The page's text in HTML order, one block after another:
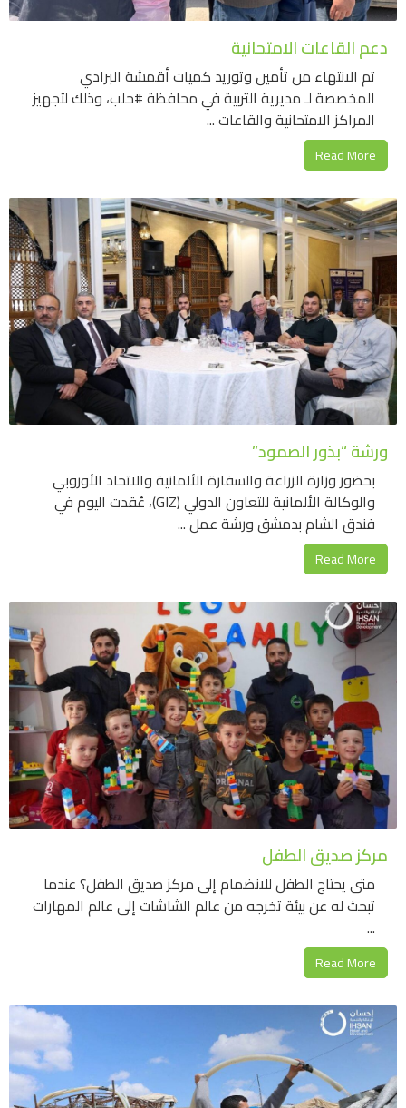
دعم القاعات الامتحانية
تم الانتهاء من تأمين وتوريد كميات أقمشة البرادي
المخصصة لـ مديرية التربية في محافظة #حلب، وذلك لتجهيز
المراكز الامتحانية والقاعات ...
Read More
ورشة “بذور الصمود”
بحضور وزارة الزراعة والسفارة الألمانية والاتحاد الأوروبي
والوكالة الألمانية للتعاون الدولي (GIZ)، عُقدت اليوم في
فندق الشام بدمشق ورشة عمل ...
Read More
مركز صديق الطفل
متى يحتاج الطفل للانضمام إلى مركز صديق الطفل؟ عندما
تبحث له عن بيئة تخرجه من عالم الشاشات إلى عالم المهارات
...
Read More